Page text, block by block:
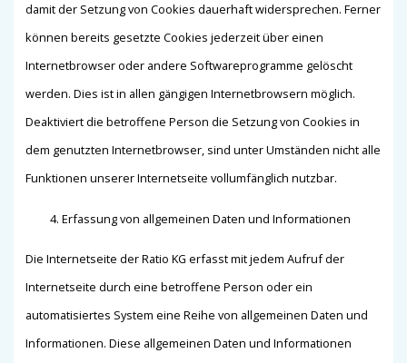
damit der Setzung von Cookies dauerhaft widersprechen. Ferner
können bereits gesetzte Cookies jederzeit über einen
Internetbrowser oder andere Softwareprogramme gelöscht
werden. Dies ist in allen gängigen Internetbrowsern möglich.
Deaktiviert die betroffene Person die Setzung von Cookies in
dem genutzten Internetbrowser, sind unter Umständen nicht alle
Funktionen unserer Internetseite vollumfänglich nutzbar.
Erfassung von allgemeinen Daten und Informationen
Die Internetseite der Ratio KG erfasst mit jedem Aufruf der
Internetseite durch eine betroffene Person oder ein
automatisiertes System eine Reihe von allgemeinen Daten und
Informationen. Diese allgemeinen Daten und Informationen